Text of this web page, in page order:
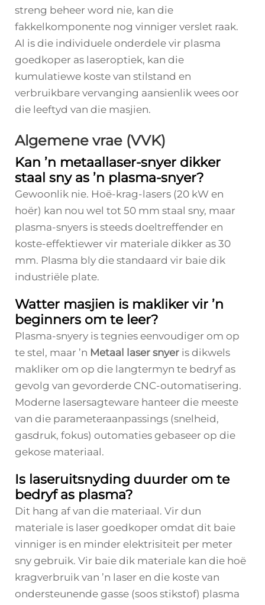
streng beheer word nie, kan die
fakkelkomponente nog vinniger verslet raak.
Al is die individuele onderdele vir plasma
goedkoper as laseroptiek, kan die
kumulatiewe koste van stilstand en
verbruikbare vervanging aansienlik wees oor
die leeftyd van die masjien.
Algemene vrae (VVK)
Kan ’n metaallaser-snyer dikker
staal sny as ’n plasma-snyer?
Gewoonlik nie. Hoë-krag-lasers (20 kW en
hoër) kan nou wel tot 50 mm staal sny, maar
plasma-snyers is steeds doeltreffender en
koste-effektiewer vir materiale dikker as 30
mm. Plasma bly die standaard vir baie dik
industriële plate.
Watter masjien is makliker vir ’n
beginners om te leer?
Plasma-snyery is tegnies eenvoudiger om op
te stel, maar ’n Metaal laser snyer is dikwels
makliker om op die langtermyn te bedryf as
gevolg van gevorderde CNC-outomatisering.
Moderne lasersagteware hanteer die meeste
van die parameteraanpassings (snelheid,
gasdruk, fokus) outomaties gebaseer op die
gekose materiaal.
Is laseruitsnyding duurder om te
bedryf as plasma?
Dit hang af van die materiaal. Vir dun
materiale is laser goedkoper omdat dit baie
vinniger is en minder elektrisiteit per meter
sny gebruik. Vir baie dik materiale kan die hoë
kragverbruik van ’n laser en die koste van
ondersteunende gasse (soos stikstof) plasma